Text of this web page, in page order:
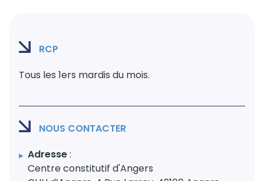
RCP
Tous les 1ers mardis du mois.
NOUS CONTACTER
Adresse:
Centre constitutif d'Angers